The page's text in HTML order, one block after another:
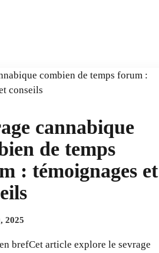
cannabique
de temps
: témoignages et
2025
brefCet article explore le sevrage